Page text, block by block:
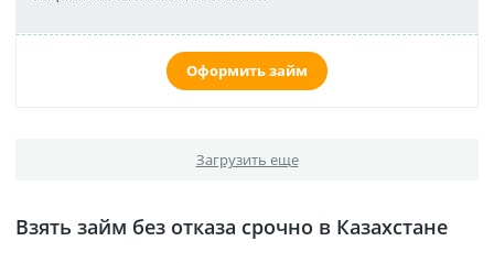
Оформить займ
Загрузить еще
Взять займ без отказа срочно в Казахстане